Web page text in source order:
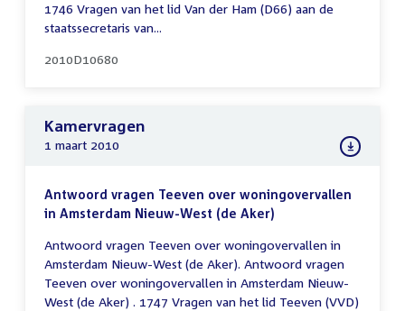
1746 Vragen van het lid Van der Ham (D66) aan de
staatssecretaris van...
2010D10680
Kamervragen
1 maart 2010
Antwoord vragen Teeven over woningovervallen
in Amsterdam Nieuw-West (de Aker)
Antwoord vragen Teeven over woningovervallen in
Amsterdam Nieuw-West (de Aker). Antwoord vragen
Teeven over woningovervallen in Amsterdam Nieuw-
West (de Aker) . 1747 Vragen van het lid Teeven (VVD)